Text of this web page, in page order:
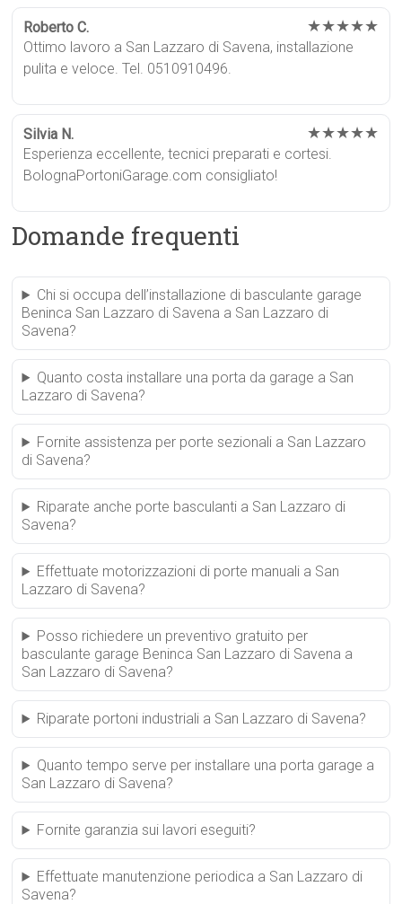
Roberto C. ★★★★★
Ottimo lavoro a San Lazzaro di Savena, installazione
pulita e veloce. Tel. 0510910496.
Silvia N. ★★★★★
Esperienza eccellente, tecnici preparati e cortesi.
BolognaPortoniGarage.com consigliato!
Domande frequenti
Chi si occupa dell’installazione di basculante garage
Beninca San Lazzaro di Savena a San Lazzaro di
Savena?
Quanto costa installare una porta da garage a San
Lazzaro di Savena?
Fornite assistenza per porte sezionali a San Lazzaro
di Savena?
Riparate anche porte basculanti a San Lazzaro di
Savena?
Effettuate motorizzazioni di porte manuali a San
Lazzaro di Savena?
Posso richiedere un preventivo gratuito per
basculante garage Beninca San Lazzaro di Savena a
San Lazzaro di Savena?
Riparate portoni industriali a San Lazzaro di Savena?
Quanto tempo serve per installare una porta garage a
San Lazzaro di Savena?
Fornite garanzia sui lavori eseguiti?
Effettuate manutenzione periodica a San Lazzaro di
Savena?